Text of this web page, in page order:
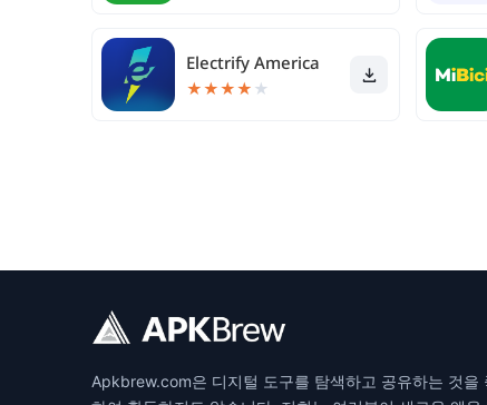
Electrify America
★★★★ ★
Apkbrew.com은 디지털 도구를 탐색하고 공유하는 것